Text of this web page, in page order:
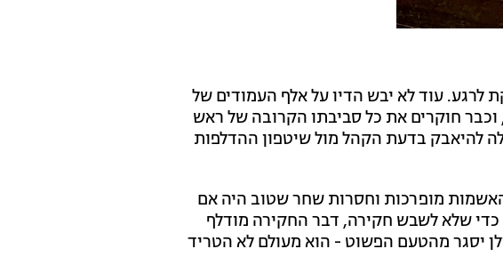
עוד לא יבש הדיו על אלף העמודים של
חוקרים את כל סביבתו הקרובה של ראש
להיאבק בדעת הקהל מול שיטפון ההדלפות
מופרכות וחסרות שחר שטוב היה אם
כדי שלא לשבש חקירה, דבר החקירה מודלף
יסגר מהטעם הפשוט - הוא מעולם לא הטריד